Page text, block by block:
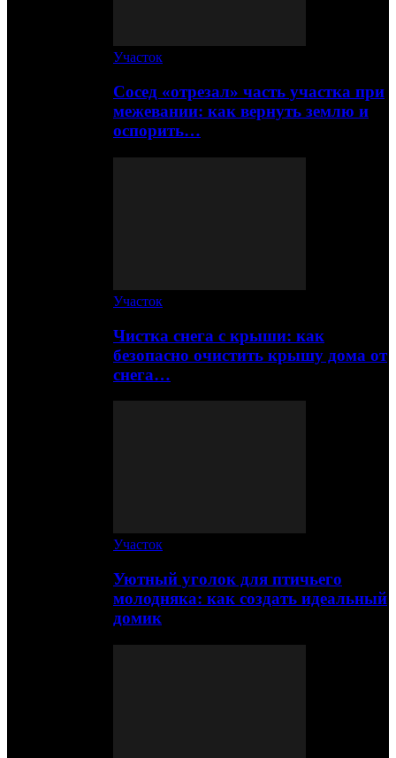
Участок
Сосед «отрезал» часть участка при
межевании: как вернуть землю и
оспорить…
Участок
Чистка снега с крыши: как
безопасно очистить крышу дома от
снега…
Участок
Уютный уголок для птичьего
молодняка: как создать идеальный
домик